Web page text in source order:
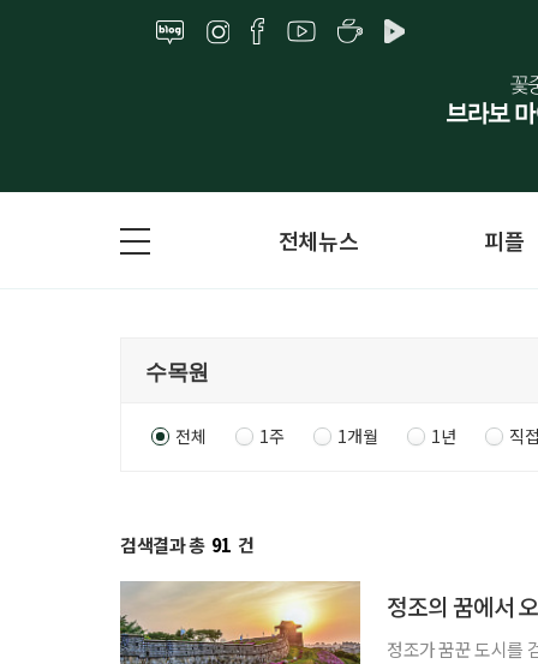
전체뉴스 피플
전체 1주 1개월 1년 직
검색결과 총 91 건
정조의 꿈에서
정조가 꿈꾼 도시를